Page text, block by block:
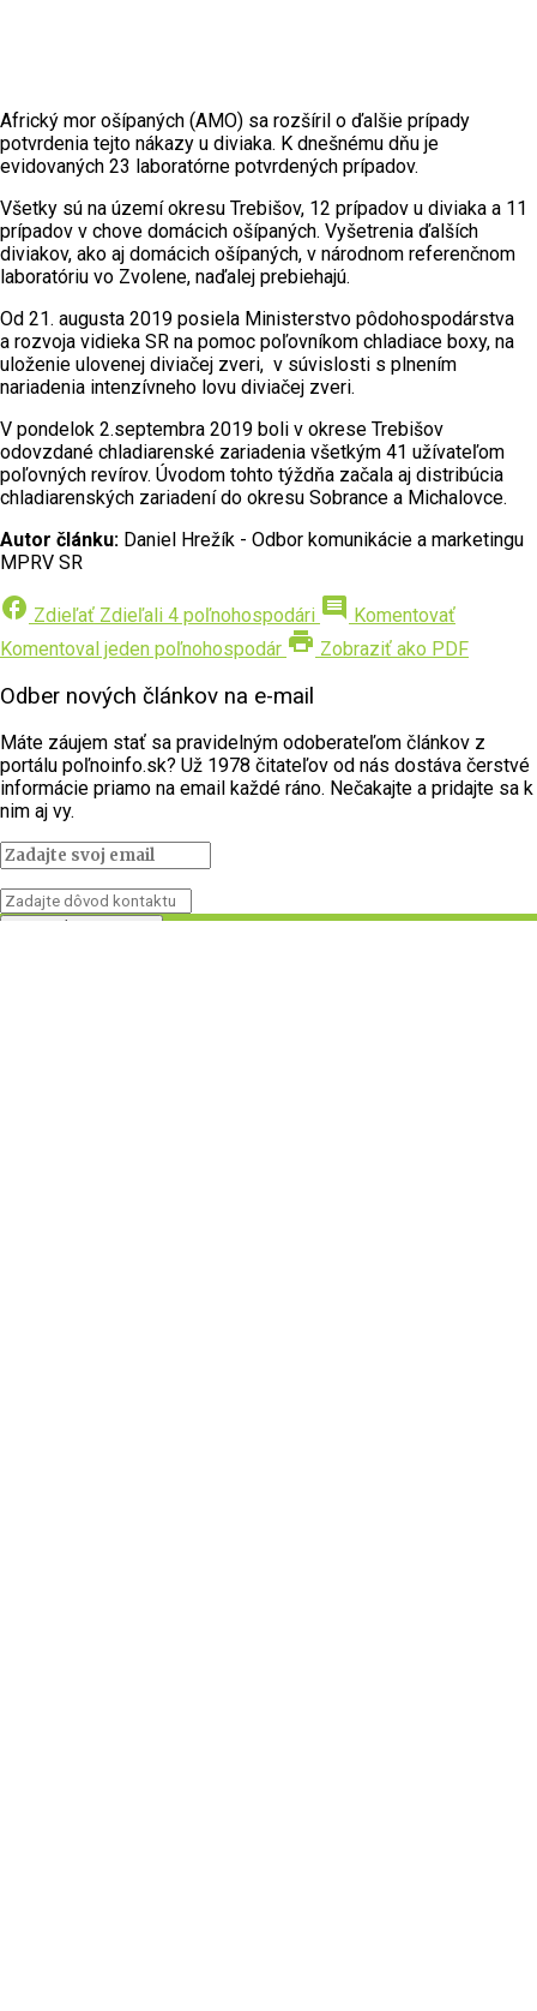
Africký mor ošípaných (AMO) sa rozšíril o ďalšie prípady
potvrdenia tejto nákazy u diviaka. K dnešnému dňu je
evidovaných 23 laboratórne potvrdených prípadov.
Všetky sú na území okresu Trebišov, 12 prípadov u diviaka a 11
prípadov v chove domácich ošípaných. Vyšetrenia ďalších
diviakov, ako aj domácich ošípaných, v národnom referenčnom
laboratóriu vo Zvolene, naďalej prebiehajú.
Od 21. augusta 2019 posiela Ministerstvo pôdohospodárstva
a rozvoja vidieka SR na pomoc poľovníkom chladiace boxy, na
uloženie ulovenej diviačej zveri, v súvislosti s plnením
nariadenia intenzívneho lovu diviačej zveri.
V pondelok 2.septembra 2019 boli v okrese Trebišov
odovzdané chladiarenské zariadenia všetkým 41 užívateľom
poľovných revírov. Úvodom tohto týždňa začala aj distribúcia
chladiarenských zariadení do okresu Sobrance a Michalovce.
Autor článku: Daniel Hrežík - Odbor komunikácie a marketingu
MPRV SR
facebook Zdieľať Zdieľali 4 poľnohospodári comment Komentovať
Komentoval jeden poľnohospodár print Zobraziť ako PDF
Odber nových článkov na e-mail
Máte záujem stať sa pravidelným odoberateľom článkov z
portálu poľnoinfo.sk? Už 1978 čitateľov od nás dostáva čerstvé
informácie priamo na email každé ráno. Nečakajte a pridajte sa k
nim aj vy.